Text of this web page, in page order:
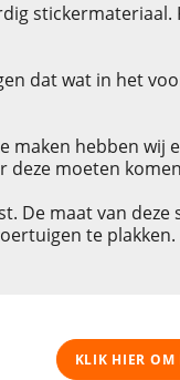
dat wat in het
maken hebben wij
deze moeten
De maat van
te
KLIK HIER OM